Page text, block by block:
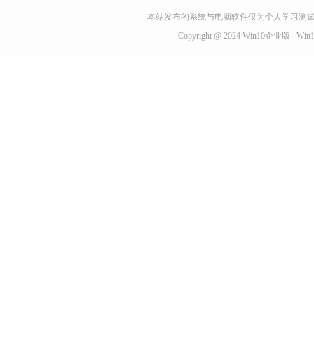
本站发布的系统与电脑软件仅为个人学习测
Copyright @ 2024 Win10企业版